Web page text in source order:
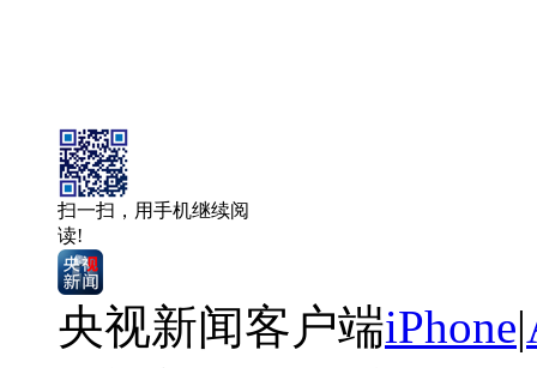
扫一扫，用手机继续阅
读!
央视新闻客户端iPhone|